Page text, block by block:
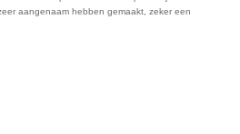
aangenaam hebben gemaakt, zeker een